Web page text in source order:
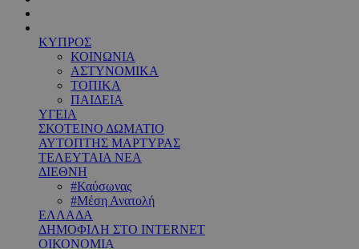
ΚΥΠΡΟΣ
ΚΟΙΝΩΝΙΑ
ΑΣΤΥΝΟΜΙΚΑ
ΤΟΠΙΚΑ
ΠΑΙΔΕΙΑ
ΥΓΕΙΑ
ΣΚΟΤΕΙΝΟ ΔΩΜΑΤΙΟ
ΑΥΤΟΠΤΗΣ ΜΑΡΤΥΡΑΣ
ΤΕΛΕΥΤΑΙΑ ΝΕΑ
ΔΙΕΘΝΗ
#Καύσωνας
#Μέση Ανατολή
ΕΛΛΑΔΑ
ΔΗΜΟΦΙΛΗ ΣΤΟ INTERNET
ΟΙΚΟΝΟΜΙΑ